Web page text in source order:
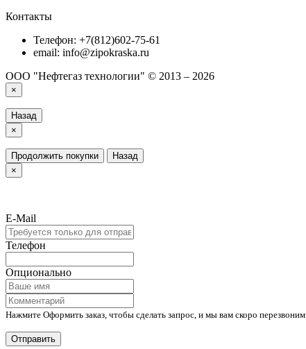
Контакты
Телефон: +7(812)602-75-61
email: info@zipokraska.ru
ООО "Нефтегаз технологии" © 2013 – 2026
×
Назад
×
Продолжить покупки
Назад
×
E-Mail
Телефон
Опционально
Нажмите Оформить заказ, чтобы сделать запрос, и мы вам скоро перезвоним
Отправить